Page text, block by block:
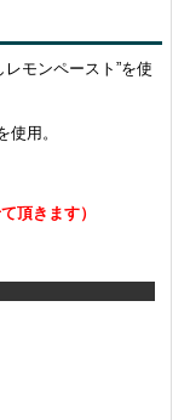
モンペースト”を使
使用。
頂きます）